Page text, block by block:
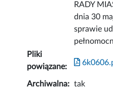
RADY
dnia 30
sprawie
Pliki
powiązane:
Archiwalna: tak